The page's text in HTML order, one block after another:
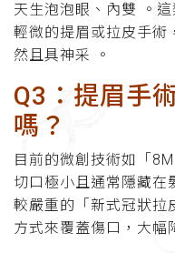
天生泡泡眼、內雙 。
輕微的提眉或拉皮手術
然且具神采 。
Q3：提眉手
嗎？
目前的微創技術如「
切口極小且通常隱藏在
較嚴重的「新式冠狀拉
方式來覆蓋傷口，大幅